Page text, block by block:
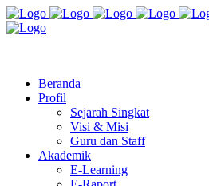
Beranda
Profil
Sejarah Singkat
Visi & Misi
Guru dan Staff
Akademik
E-Learning